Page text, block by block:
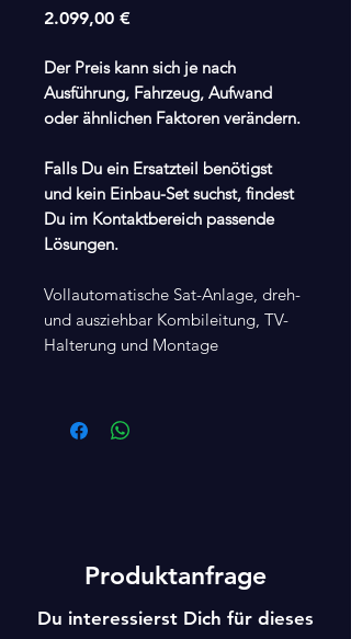
2.099,00 €Preis
Der Preis kann sich je nach
Ausführung, Fahrzeug, Aufwand
oder ähnlichen Faktoren verändern.
Falls Du ein Ersatzteil benötigst
und kein Einbau-Set suchst, findest
Du im Kontaktbereich passende
Lösungen.
Vollautomatische Sat-Anlage, dreh-
und ausziehbar Kombileitung, TV-
Halterung und Montage
Produktanfrage
Du interessierst Dich für dieses